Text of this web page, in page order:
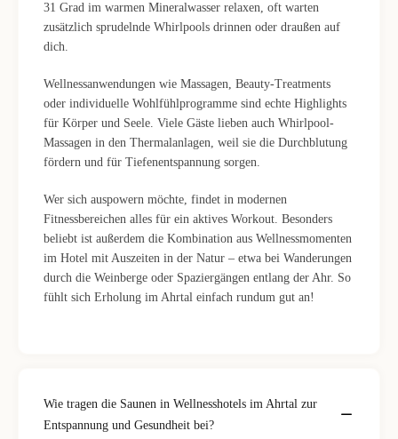
31 Grad im warmen Mineralwasser relaxen, oft warten
zusätzlich sprudelnde Whirlpools drinnen oder draußen auf
dich.
Wellnessanwendungen wie Massagen, Beauty-Treatments
oder individuelle Wohlfühlprogramme sind echte Highlights
für Körper und Seele. Viele Gäste lieben auch Whirlpool-
Massagen in den Thermalanlagen, weil sie die Durchblutung
fördern und für Tiefenentspannung sorgen.
Wer sich auspowern möchte, findet in modernen
Fitnessbereichen alles für ein aktives Workout. Besonders
beliebt ist außerdem die Kombination aus Wellnessmomenten
im Hotel mit Auszeiten in der Natur – etwa bei Wanderungen
durch die Weinberge oder Spaziergängen entlang der Ahr. So
fühlt sich Erholung im Ahrtal einfach rundum gut an!
Wie tragen die Saunen in Wellnesshotels im Ahrtal zur
Entspannung und Gesundheit bei?